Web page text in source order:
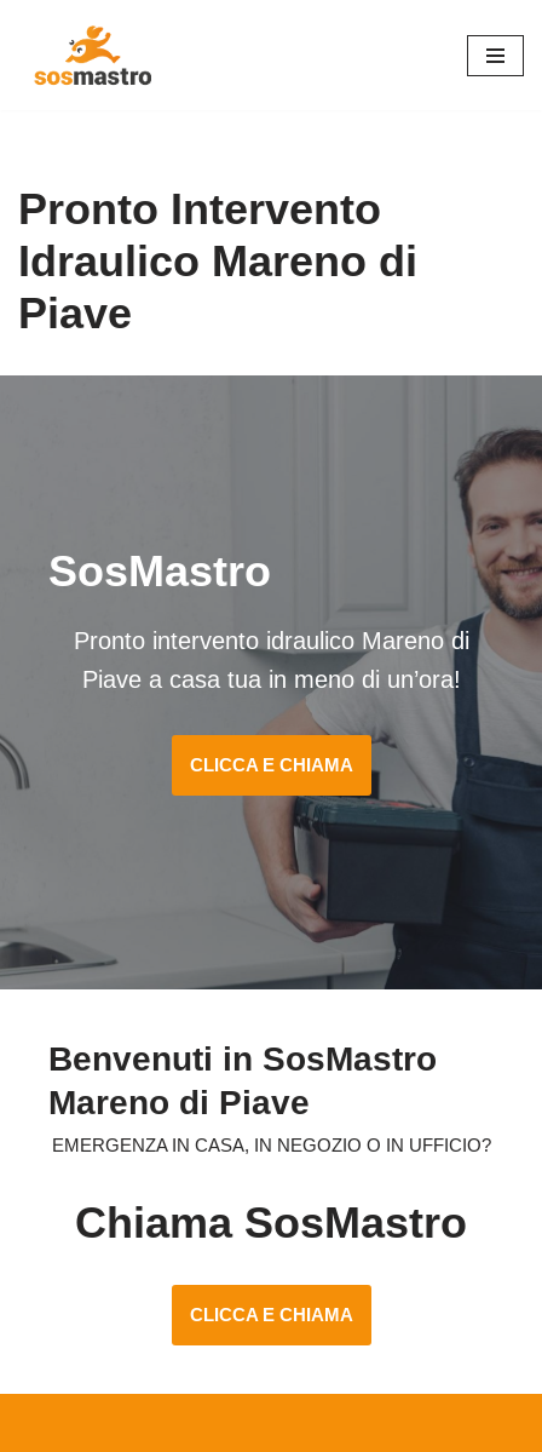
Pronto Intervento
Idraulico Mareno di
Piave
SosMastro
Pronto intervento idraulico Mareno di
Piave a casa tua in meno di un’ora!
CLICCA E CHIAMA
Benvenuti in SosMastro
Mareno di Piave
EMERGENZA IN CASA, IN NEGOZIO O IN UFFICIO?
Chiama SosMastro
CLICCA E CHIAMA